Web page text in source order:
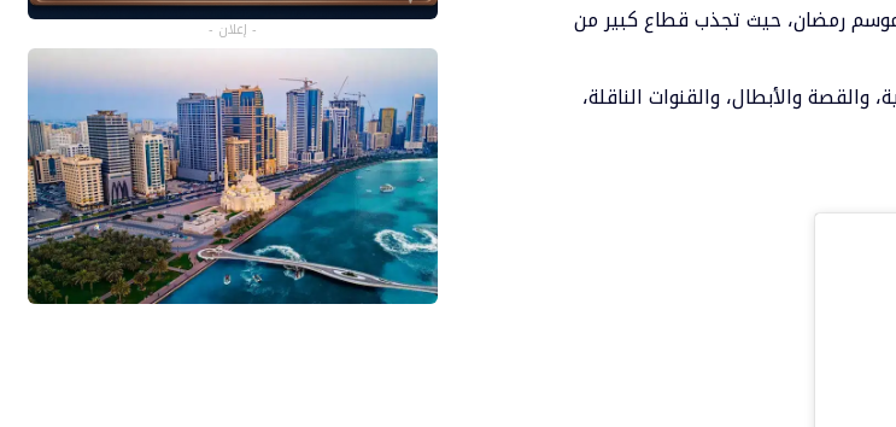
في موسم رمضان، حيث تجذب قطاع كبير من
الإخبارية”، قائمة مسلسلات رمضان 2024 السورية، والقصة والأبطال، والقنوات الناقلة،
- إعلان -